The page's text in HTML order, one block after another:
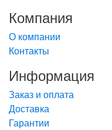
Компания
О компании
Контакты
Информация
Заказ и оплата
Доставка
Гарантии